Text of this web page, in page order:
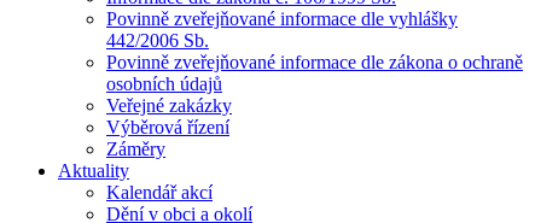
Povinně zveřejňované informace dle vyhlášky
442/2006 Sb.
Povinně zveřejňované informace dle zákona o ochraně
osobních údajů
Veřejné zakázky
Výběrová řízení
Záměry
Aktuality
Kalendář akcí
Dění v obci a okolí